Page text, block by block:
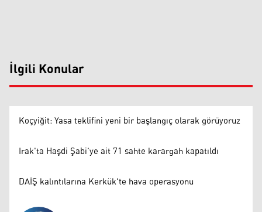
İlgili Konular
Koçyiğit: Yasa teklifini yeni bir başlangıç olarak görüyoruz
Irak'ta Haşdi Şabi’ye ait 71 sahte karargah kapatıldı
DAİŞ kalıntılarına Kerkük'te hava operasyonu